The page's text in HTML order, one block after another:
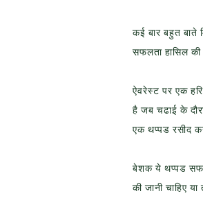
कई बार बहुत बाते
सफलता हासिल
ऐवरेस्ट पर एक
है जब चढाई के
एक थप्पड रसीद
बेशक ये थप्पड
की जानी चाहिए